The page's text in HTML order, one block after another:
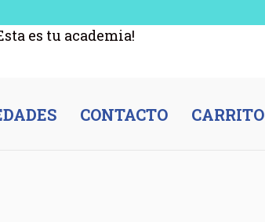
es tu academia!
CONTACTO CARRITO